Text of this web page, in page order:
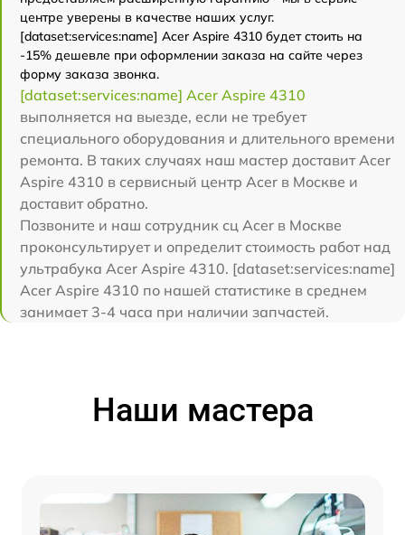
центре уверены в качестве наших услуг.
[dataset:services:name] Acer Aspire 4310 будет стоить на
-15% дешевле при оформлении заказа на сайте через
форму заказа звонка.
[dataset:services:name] Acer Aspire 4310
выполняется на выезде, если не требует
специального оборудования и длительного времени
ремонта. В таких случаях наш мастер доставит Acer
Aspire 4310 в сервисный центр Acer в Москве и
доставит обратно.
Позвоните и наш сотрудник сц Acer в Москве
проконсультирует и определит стоимость работ над
ультрабука Acer Aspire 4310. [dataset:services:name]
Acer Aspire 4310 по нашей статистике в среднем
занимает 3-4 часа при наличии запчастей.
Наши мастера